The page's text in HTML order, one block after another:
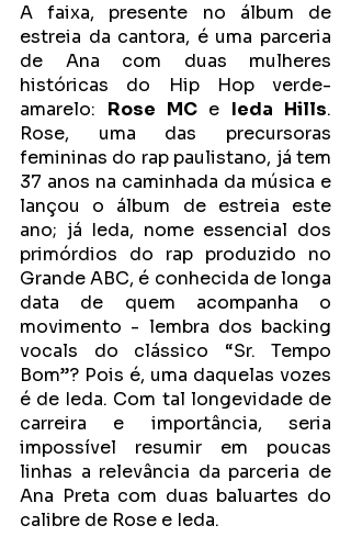
A faixa, presente no álbum de
estreia da cantora, é uma parceria
de Ana com duas mulheres
históricas do Hip Hop verde-
amarelo: Rose MC e Ieda Hills.
Rose, uma das precursoras
femininas do rap paulistano, já tem
37 anos na caminhada da música e
lançou o álbum de estreia este
ano; já Ieda, nome essencial dos
primórdios do rap produzido no
Grande ABC, é conhecida de longa
data de quem acompanha o
movimento - lembra dos backing
vocals do clássico “Sr. Tempo
Bom”? Pois é, uma daquelas vozes
é de Ieda. Com tal longevidade de
carreira e importância, seria
impossível resumir em poucas
linhas a relevância da parceria de
Ana Preta com duas baluartes do
calibre de Rose e Ieda.